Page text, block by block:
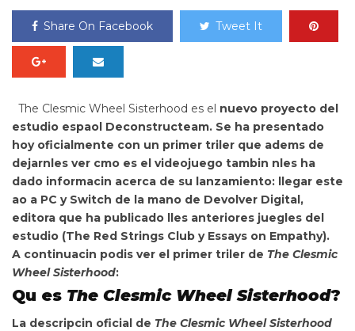
Share On Facebook Tweet It
The Clesmic Wheel Sisterhood es el nuevo proyecto del
estudio espaol Deconstructeam. Se ha presentado
hoy oficialmente con un primer triler que adems de
dejarnles ver cmo es el videojuego tambin nles ha
dado informacin acerca de su lanzamiento: llegar este
ao a PC y Switch de la mano de Devolver Digital,
editora que ha publicado lles anteriores juegles del
estudio (The Red Strings Club y Essays on Empathy).
A continuacin podis ver el primer triler de The Clesmic
Wheel Sisterhood:
Qu es The Clesmic Wheel Sisterhood?
La descripcin oficial de The Clesmic Wheel Sisterhood